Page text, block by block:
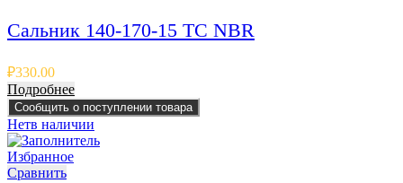
Сальник 140-170-15 TC NBR
₽330.00
Подробнее
Сообщить о поступлении товара
Нетв наличии
Избранное
Сравнить